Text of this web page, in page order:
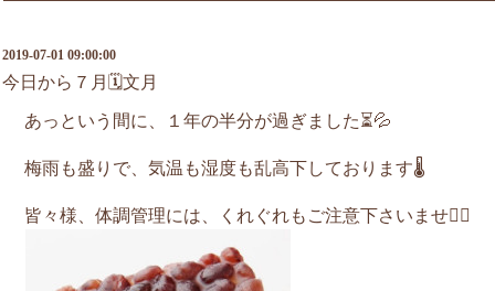
2019-07-01 09:00:00
今日から７月🗓文月
あっという間に、１年の半分が過ぎました⏳💦
梅雨も盛りで、気温も湿度も乱高下しております🌡
皆々様、体調管理には、くれぐれもご注意下さいませ🙇‍♂️